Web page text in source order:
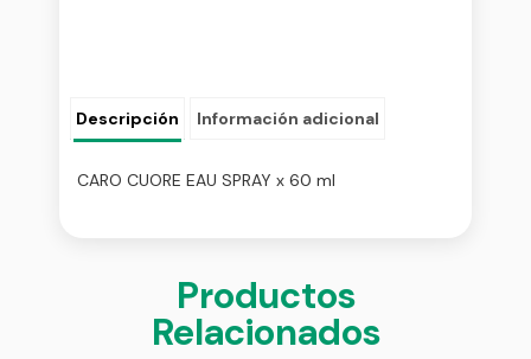
Descripción Información adicional
CARO CUORE EAU SPRAY x 60 ml
Productos
Relacionados